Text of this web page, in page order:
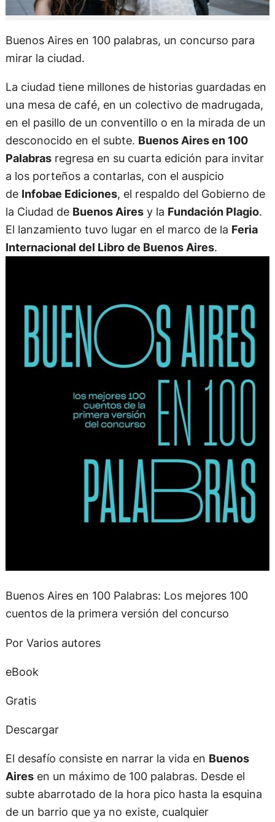
Buenos Aires en 100 palabras, un concurso para
mirar la ciudad.
La ciudad tiene millones de historias guardadas en
una mesa de café, en un colectivo de madrugada,
en el pasillo de un conventillo o en la mirada de un
desconocido en el subte. Buenos Aires en 100
Palabrasregresa en su cuarta edición para invitar
a los porteños a contarlas, con el auspicio
de Infobae Ediciones, el respaldo del Gobierno de
la Ciudad de Buenos Airesy la Fundación Plagio.
El lanzamiento tuvo lugar en el marco de la Feria
Internacional del Libro de Buenos Aires.
Buenos Aires en 100 Palabras: Los mejores 100
cuentos de la primera versión del concurso
Por Varios autores
eBook
Gratis
Descargar
El desafío consiste en narrar la vida en Buenos
Airesen un máximo de 100 palabras. Desde el
subte abarrotado de la hora pico hasta la esquina
de un barrio que ya no existe, cualquier